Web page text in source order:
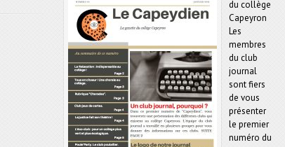
du collège
Capeyron
Les
membres
du club
journal
sont fiers
de vous
présenter
le premier
numéro du